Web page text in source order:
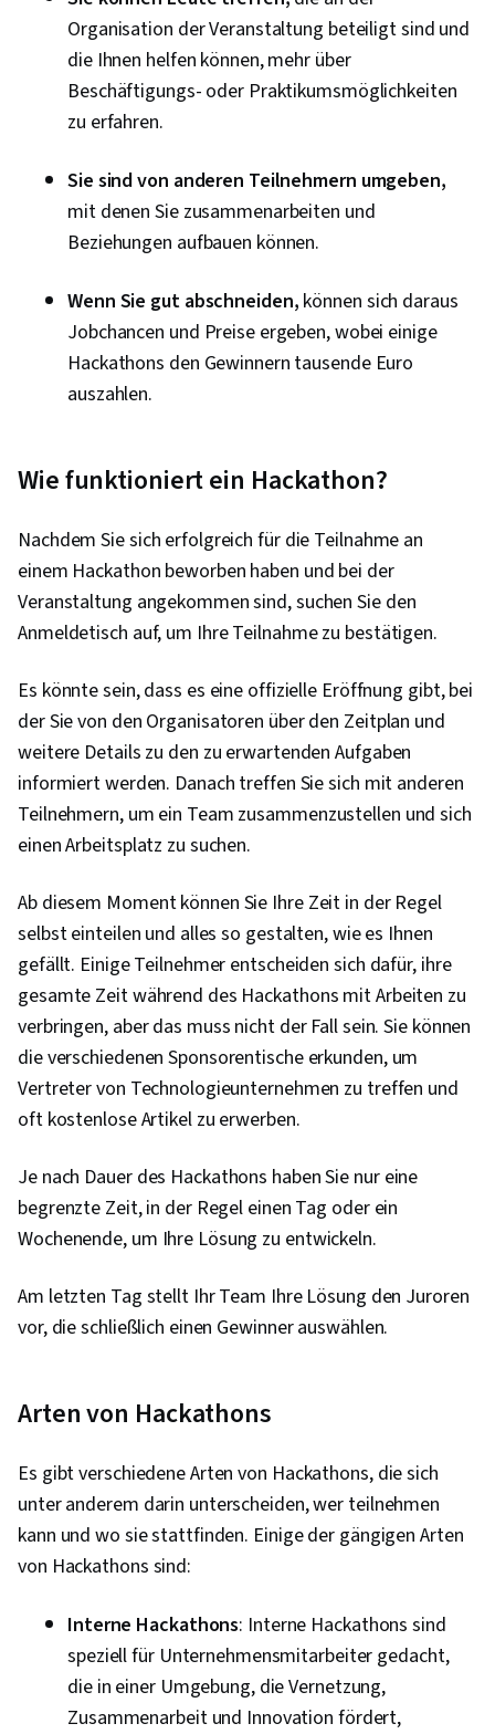
Organisation der Veranstaltung beteiligt sind und
die Ihnen helfen können, mehr über
Beschäftigungs- oder Praktikumsmöglichkeiten
zu erfahren.
Sie sind von anderen Teilnehmern umgeben,
mit denen Sie zusammenarbeiten und
Beziehungen aufbauen können.
Wenn Sie gut abschneiden, können sich daraus
Jobchancen und Preise ergeben, wobei einige
Hackathons den Gewinnern tausende Euro
auszahlen.
Wie funktioniert ein Hackathon?
Nachdem Sie sich erfolgreich für die Teilnahme an
einem Hackathon beworben haben und bei der
Veranstaltung angekommen sind, suchen Sie den
Anmeldetisch auf, um Ihre Teilnahme zu bestätigen.
Es könnte sein, dass es eine offizielle Eröffnung gibt, bei
der Sie von den Organisatoren über den Zeitplan und
weitere Details zu den zu erwartenden Aufgaben
informiert werden. Danach treffen Sie sich mit anderen
Teilnehmern, um ein Team zusammenzustellen und sich
einen Arbeitsplatz zu suchen.
Ab diesem Moment können Sie Ihre Zeit in der Regel
selbst einteilen und alles so gestalten, wie es Ihnen
gefällt. Einige Teilnehmer entscheiden sich dafür, ihre
gesamte Zeit während des Hackathons mit Arbeiten zu
verbringen, aber das muss nicht der Fall sein. Sie können
die verschiedenen Sponsorentische erkunden, um
Vertreter von Technologieunternehmen zu treffen und
oft kostenlose Artikel zu erwerben.
Je nach Dauer des Hackathons haben Sie nur eine
begrenzte Zeit, in der Regel einen Tag oder ein
Wochenende, um Ihre Lösung zu entwickeln.
Am letzten Tag stellt Ihr Team Ihre Lösung den Juroren
vor, die schließlich einen Gewinner auswählen.
Arten von Hackathons
Es gibt verschiedene Arten von Hackathons, die sich
unter anderem darin unterscheiden, wer teilnehmen
kann und wo sie stattfinden. Einige der gängigen Arten
von Hackathons sind:
Interne Hackathons: Interne Hackathons sind
speziell für Unternehmensmitarbeiter gedacht,
die in einer Umgebung, die Vernetzung,
Zusammenarbeit und Innovation fördert,